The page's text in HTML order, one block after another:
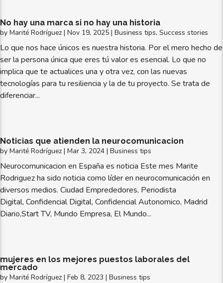
No hay una marca si no hay una historia
by Marité Rodríguez | Nov 19, 2025 | Business tips, Success stories
Lo que nos hace únicos es nuestra historia. Por el mero hecho de
ser la persona única que eres tú valor es esencial. Lo que no
implica que te actualices una y otra vez, con las nuevas
tecnologías para tu resiliencia y la de tu proyecto. Se trata de
diferenciar...
Noticias que atienden la neurocomunicacion
by Marité Rodríguez | Mar 3, 2024 | Business tips
Neurocomunicacion en España es noticia Este mes Marite
Rodriguez ha sido noticia como líder en neurocomunicación en
diversos medios. Ciudad Emprededores, Periodista
Digital, Confidencial Digital, Confidencial Autonomico, Madrid
Diario,Start TV, Mundo Empresa, El Mundo...
mujeres en los mejores puestos laborales del
mercado
by Marité Rodríguez | Feb 8, 2023 | Business tips